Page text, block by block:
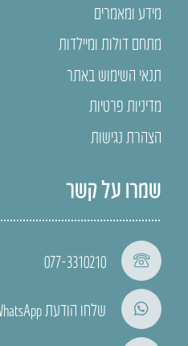
מידע ומאמרים
מתחם דולות ומיילדות
תנאי השימוש באתר
מדיניות פרטיות
הצהרת נגישות
שמרו על קשר
077-3310210
שלחו הודעת WhatsApp